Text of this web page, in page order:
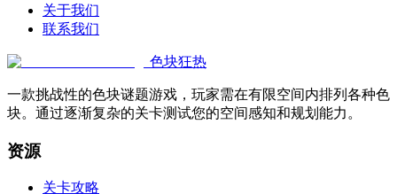
关于我们
联系我们
色块狂热
一款挑战性的色块谜题游戏，玩家需在有限空间内排列各种色
块。通过逐渐复杂的关卡测试您的空间感知和规划能力。
资源
关卡攻略